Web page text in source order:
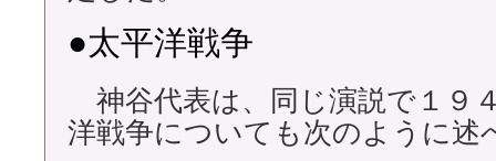
●太平洋戦争
神谷代表は、同じ演説で１９
洋戦争についても次のように述